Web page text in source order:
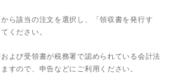
ら該当の注文を選択し、「領収書を発行す
ください。
よび受領書が税務署で認められている会計法
すので、申告などにご利用ください。